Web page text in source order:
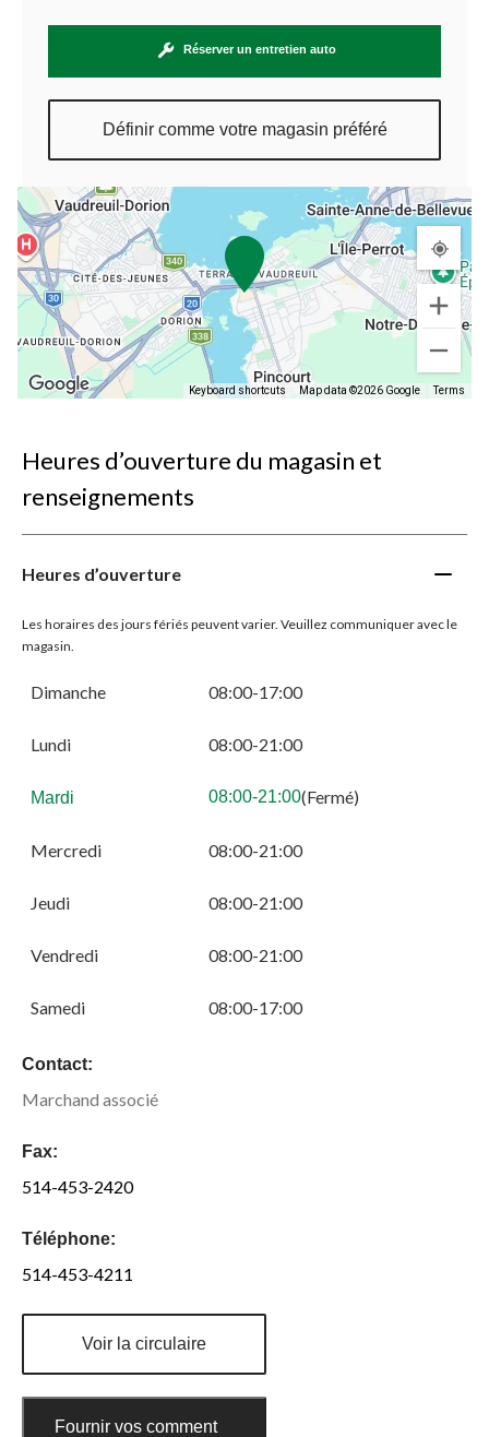
Réserver un entretien auto
Définir comme votre magasin préféré
Keyboard shortcuts Map data ©2026 Google Terms
Heures d’ouverture du magasin et
renseignements
Heures d’ouverture
Les horaires des jours fériés peuvent varier. Veuillez communiquer avec le
magasin.
Dimanche 08:00-17:00
Lundi 08:00-21:00
Mardi 08:00-21:00(Fermé)
Mercredi 08:00-21:00
Jeudi 08:00-21:00
Vendredi 08:00-21:00
Samedi 08:00-17:00
Contact:
Marchand associé
Fax:
514-453-2420
Téléphone:
514-453-4211
Voir la circulaire
Fournir vos commentaires